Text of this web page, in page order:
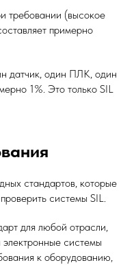
требовании (высокое
примерно
датчик, один ПЛК, один
1%. Это только SIL
стандартов, которые
системы SIL.
для любой отрасли,
электронные системы
к оборудованию,